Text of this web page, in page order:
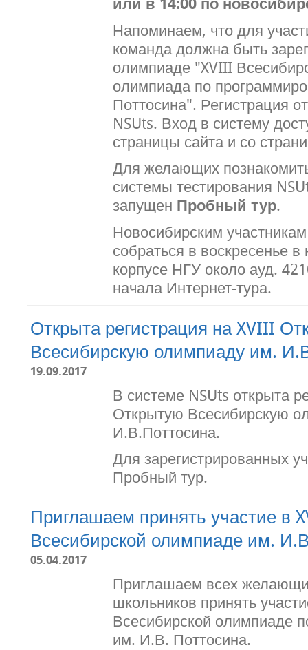
Напоминаем, что для
команда должна быть
олимпиаде "XVIII
олимпиада по
Поттосина". Регистрация
NSUts. Вход в систему
страницы сайта и со
Для желающих
системы тестирования
запущен Пробный тур.
Новосибирским
собраться в воскресенье
корпусе НГУ около ауд.
начала Интернет-тура.
Открыта регистрация на XVIII
Всесибирскую олимпиаду им.
19.09.2017
В системе NSUts открыта
Открытую Всесибирскую
И.В.Поттосина.
Для зарегистрированных
Пробный тур.
Приглашаем принять участие в
Всесибирской олимпиаде им.
05.04.2017
Приглашаем всех
школьников принять
Всесибирской олимпиаде
им. И.В. Поттосина.